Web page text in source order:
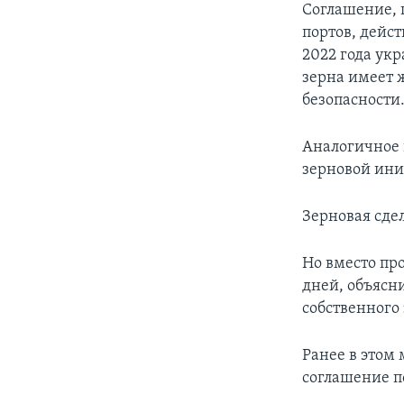
Соглашение,
портов,
2022 года
зерна имеет
зерновой
Зерновая
Но вместо
дней,
Ранее в этом
соглашение